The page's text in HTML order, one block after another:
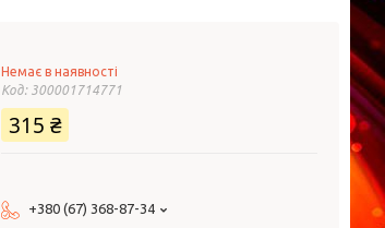
Немає в наявності
Код: 300001714771
315 ₴
+380 (67) 368-87-34